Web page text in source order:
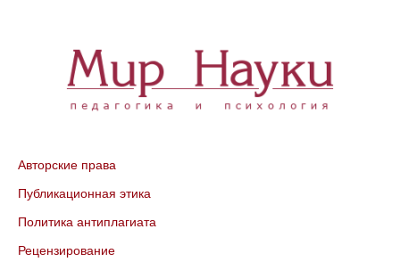
Авторские права
Публикационная этика
Политика антиплагиата
Рецензирование